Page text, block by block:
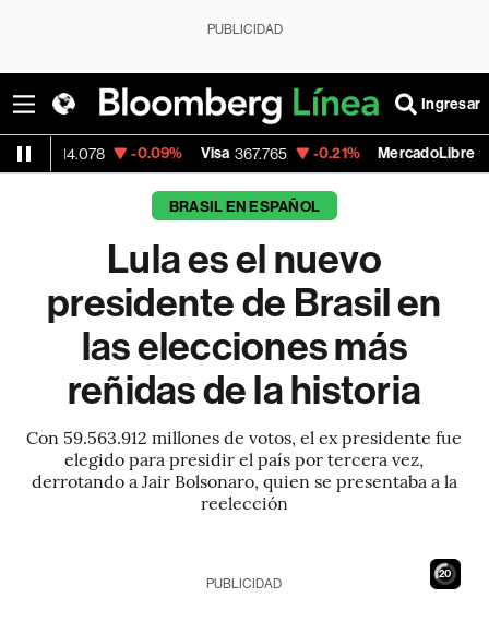
PUBLICIDAD
Ingresar
-0.09% Visa 367.765 -0.21% MercadoLibre 1,784.52 -
BRASIL EN ESPAÑOL
Lula es el nuevo
presidente de Brasil en
las elecciones más
reñidas de la historia
Con 59.563.912 millones de votos, el ex presidente fue
elegido para presidir el país por tercera vez,
derrotando a Jair Bolsonaro, quien se presentaba a la
reelección
19
PUBLICIDAD